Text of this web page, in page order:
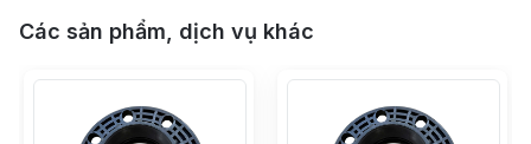
Các sản phẩm, dịch vụ khác